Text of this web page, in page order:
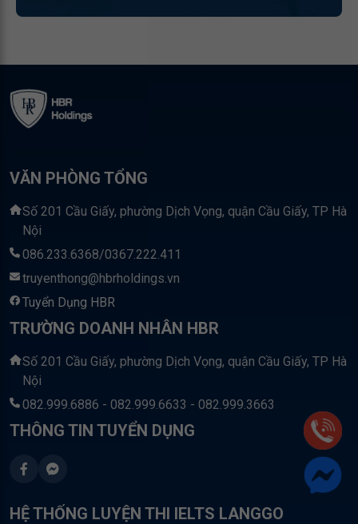
VĂN PHÒNG TỔNG
Số 201 Cầu Giấy, phường Dịch Vọng, quận Cầu Giấy, TP Hà
Nội
086.233.6368/0367.222.411
truyenthong@hbrholdings.vn
Tuyển Dụng HBR
TRƯỜNG DOANH NHÂN HBR
Số 201 Cầu Giấy, phường Dịch Vọng, quận Cầu Giấy, TP Hà
Nội
082.999.6886 - 082.999.6633 - 082.999.3663
THÔNG TIN TUYỂN DỤNG
HỆ THỐNG LUYỆN THI IELTS LANGGO